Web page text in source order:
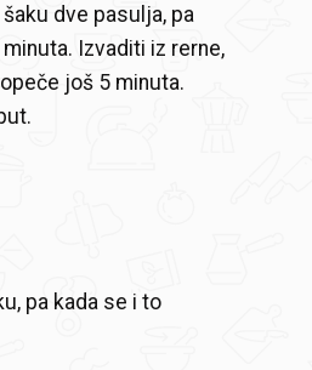
dve pasulja, pa
Izvaditi iz rerne,
još 5 minuta.
pa kada se i to